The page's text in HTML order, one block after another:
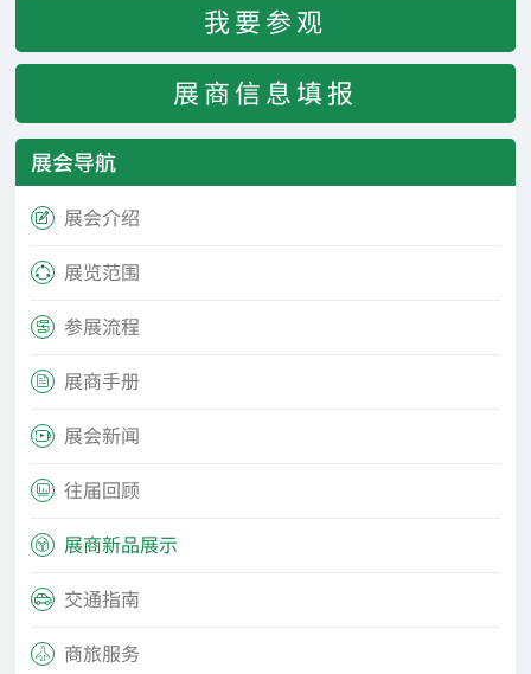
我要参观
展商信息填报
展会导航
 展会介绍
 展览范围
 参展流程
 展商手册
 展会新闻
 往届回顾
 展商新品展示
 交通指南
 商旅服务